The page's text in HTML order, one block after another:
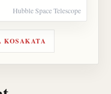
Hubble Space Telescope
KOSAKATA